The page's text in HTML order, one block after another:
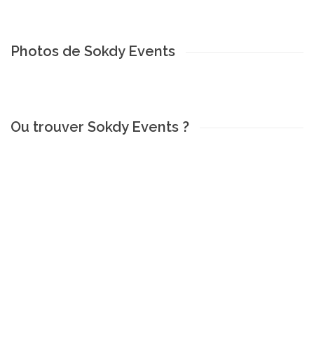
Photos de Sokdy Events
Ou trouver Sokdy Events ?